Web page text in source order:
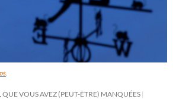
QUE VOUS AVEZ (PEUT-ÊTRE) MANQUÉES